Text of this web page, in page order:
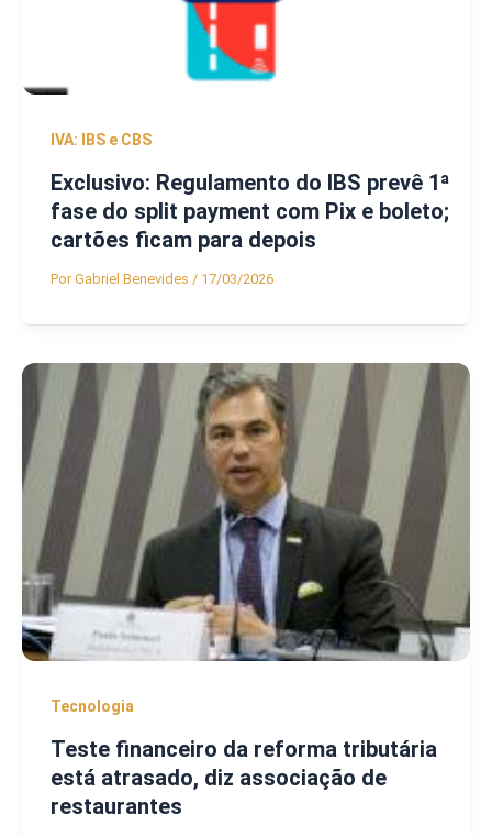
IVA: IBS e CBS
Exclusivo: Regulamento do IBS prevê 1ª
fase do split payment com Pix e boleto;
cartões ficam para depois
PorGabriel Benevides / 17/03/2026
Tecnologia
Teste financeiro da reforma tributária
está atrasado, diz associação de
restaurantes